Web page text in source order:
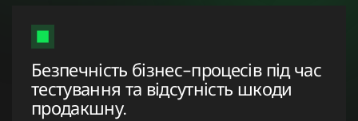
Безпечність бізнес-процесів під час
тестування та відсутність шкоди
продакшну.